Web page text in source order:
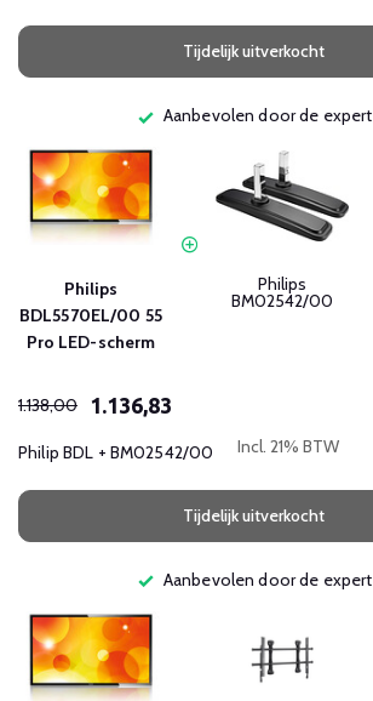
Tijdelijk uitverkocht
Aanbevolen door de expert
Philips
BDL5570EL/00 55
Pro LED-scherm
Philips
BM02542/00
1.138,00 1.136,83
Philip BDL + BM02542/00 Incl. 21% BTW
Tijdelijk uitverkocht
Aanbevolen door de expert